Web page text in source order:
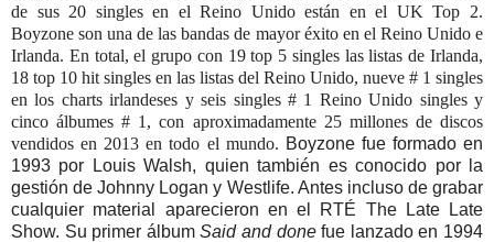
de sus 20 singles en el Reino Unido están en el UK Top 2.
Boyzone son una de las bandas de mayor éxito en el Reino Unido e
Irlanda. En total, el grupo con 19 top 5 singles las listas de Irlanda,
18 top 10 hit singles en las listas del Reino Unido, nueve # 1 singles
en los charts irlandeses y seis singles # 1 Reino Unido singles y
cinco álbumes # 1, con aproximadamente 25 millones de discos
vendidos en 2013 en todo el mundo. Boyzone fue formado en
1993 por Louis Walsh, quien también es conocido por la
gestión de Johnny Logan y Westlife. Antes incluso de grabar
cualquier material aparecieron en el RTÉ The Late Late
Show. Su primer álbumSaid and donefue lanzado en 1994